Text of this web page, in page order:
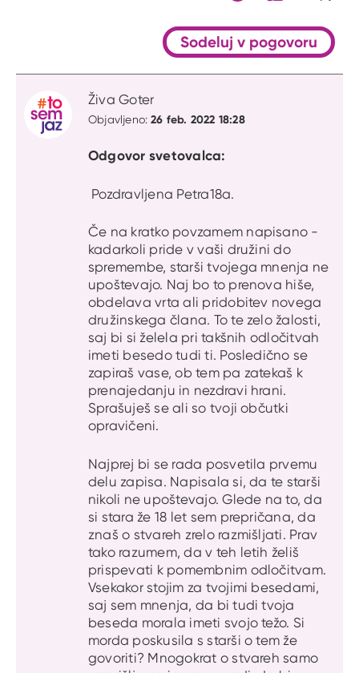
Sodeluj v pogovoru
Živa Goter
Objavljeno:26 feb. 2022 18:28
Odgovor svetovalca:
Pozdravljena Petra18a.
Če na kratko povzamem napisano -
kadarkoli pride v vaši družini do
spremembe, starši tvojega mnenja ne
upoštevajo. Naj bo to prenova hiše,
obdelava vrta ali pridobitev novega
družinskega člana. To te zelo žalosti,
saj bi si želela pri takšnih odločitvah
imeti besedo tudi ti. Posledično se
zapiraš vase, ob tem pa zatekaš k
prenajedanju in nezdravi hrani.
Sprašuješ se ali so tvoji občutki
opravičeni.
Najprej bi se rada posvetila prvemu
delu zapisa. Napisala si, da te starši
nikoli ne upoštevajo. Glede na to, da
si stara že 18 let sem prepričana, da
znaš o stvareh zrelo razmišljati. Prav
tako razumem, da v teh letih želiš
prispevati k pomembnim odločitvam.
Vsekakor stojim za tvojimi besedami,
saj sem mnenja, da bi tudi tvoja
beseda morala imeti svojo težo. Si
morda poskusila s starši o tem že
govoriti? Mnogokrat o stvareh samo